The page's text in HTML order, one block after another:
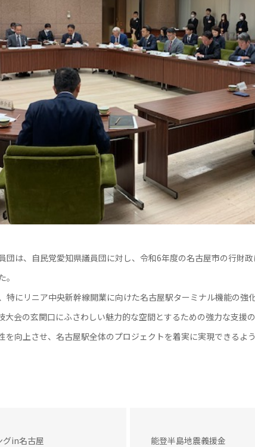
団は、自民党愛知県議員団に対し、令和6年度の名古屋市の行財
特にリニア中央新幹線開業に向けた名古屋駅ターミナル機能の強
大会の玄関口にふさわしい魅力的な空間とするための強力な支援
を向上させ、名古屋駅全体のプロジェクトを着実に実現できるよ
グin名古屋 能登半島地震義援金